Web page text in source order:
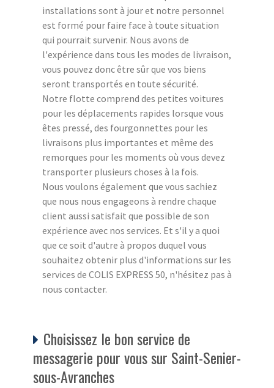
installations sont à jour et notre personnel
est formé pour faire face à toute situation
qui pourrait survenir. Nous avons de
l'expérience dans tous les modes de livraison,
vous pouvez donc être sûr que vos biens
seront transportés en toute sécurité.
Notre flotte comprend des petites voitures
pour les déplacements rapides lorsque vous
êtes pressé, des fourgonnettes pour les
livraisons plus importantes et même des
remorques pour les moments où vous devez
transporter plusieurs choses à la fois.
Nous voulons également que vous sachiez
que nous nous engageons à rendre chaque
client aussi satisfait que possible de son
expérience avec nos services. Et s'il y a quoi
que ce soit d'autre à propos duquel vous
souhaitez obtenir plus d'informations sur les
services de COLIS EXPRESS 50, n'hésitez pas à
nous contacter.
Choisissez le bon service de
messagerie pour vous sur Saint-Senier-
sous-Avranches